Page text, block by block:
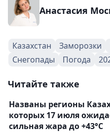
Анастасия
Казахстан Заморозки
Снегопады
Погода
Читайте также
Названы регионы
которых 17 июля
сильная жара до +43°C